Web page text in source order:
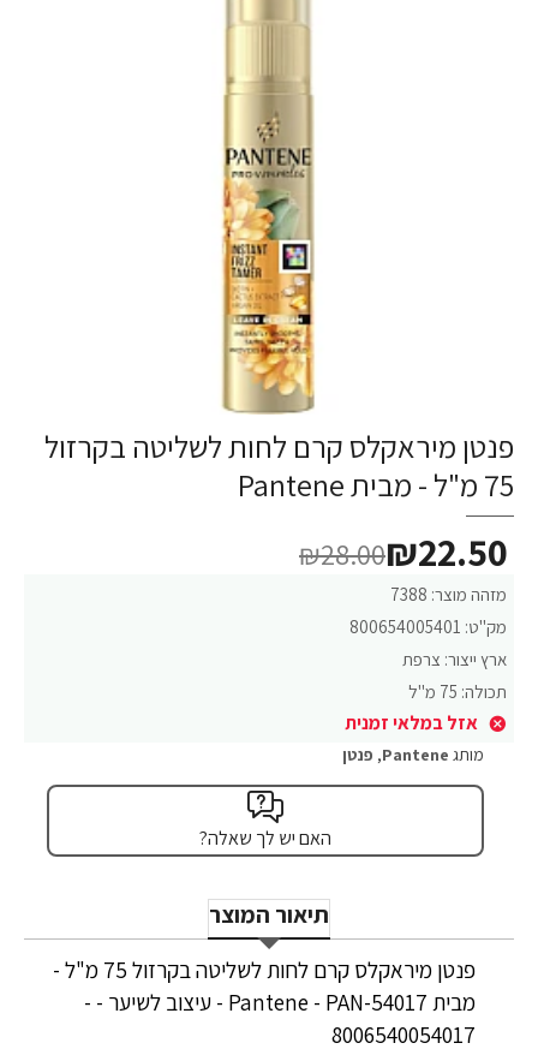
פנטן מיראקלס קרם לחות לשליטה בקרזול
75 מ"ל - מבית Pantene
מזהה מוצר: 7388
מק"ט: 800654005401
ארץ ייצור: צרפת
תכולה: 75 מ"ל
אזל במלאי זמנית
₪22.50
₪28.00
מותג Pantene
, פנטן
האם יש לך שאלה?
תיאור המוצר
פנטן מיראקלס קרם לחות לשליטה בקרזול 75 מ"ל -
מבית Pantene - PAN-54017 - עיצוב לשיער - -
8006540054017